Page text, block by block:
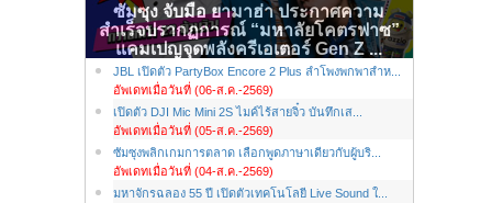
ซัมซุง จับมือ ยามาฮ่า ประกาศความ
สำเร็จปรากฏการณ์ “มหาลัยโคตรฟาซ”
แคมเปญจุดพลังครีเอเตอร์ Gen Z ...
JBL เปิดตัว PartyBox Encore 2 Plus ลำโพงพกพาสำห...
อัพเดทเมื่อวันที่ (06-ส.ค.-2569)
เปิดตัว DJI Mic Mini 2S ไมค์ไร้สายจิ๋ว บันทึกเส...
อัพเดทเมื่อวันที่ (05-ส.ค.-2569)
ซัมซุงพลิกเกมการตลาด เลือกพูดภาษาเดียวกับผู้บริ...
อัพเดทเมื่อวันที่ (04-ส.ค.-2569)
มหาจักรฉลอง 55 ปี เปิดตัวเทคโนโลยี Live Sound ใ...